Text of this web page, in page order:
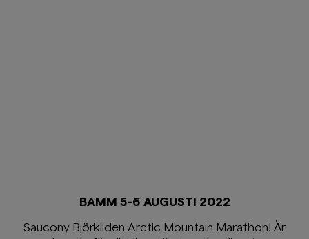
BAMM 5-6 AUGUSTI 2022
Saucony Björkliden Arctic Mountain Marathon! Är